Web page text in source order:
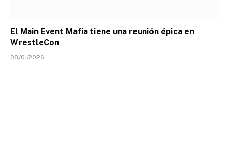
El Main Event Mafia tiene una reunión épica en
WrestleCon
08/01/2026